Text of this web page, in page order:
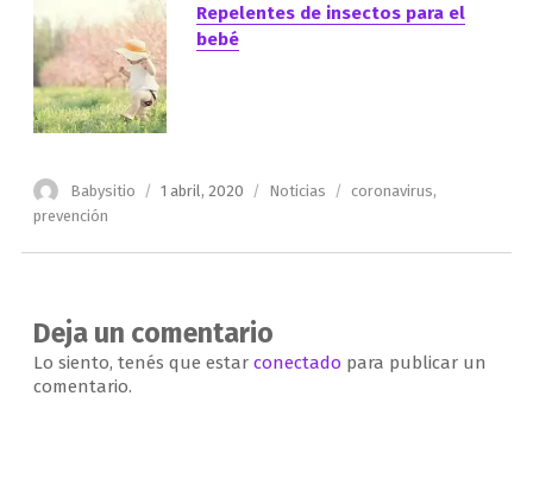
Repelentes de insectos para el
bebé
Autor
Babysitio
Publicado
1 abril, 2020 Categorías
Noticias Etiquetas
coronavirus,
prevención
Deja un comentario
Lo siento, tenés que estar conectado para publicar un
comentario.